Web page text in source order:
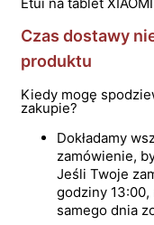
Czas dostawy
produktu
Kiedy mogę
zakupie?
Dokładamy
zamówienie,
Jeśli Twoje
godziny
samego dnia